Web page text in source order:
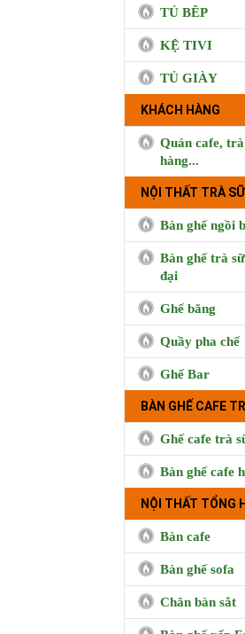
TỦ BÊP
KỆ TIVI
TỦ GIÀY
KHÁCH HÀNG
Quán cafe,
hàng...
NỘI THẤT TRÀ
Bàn ghế ngồi
Bàn ghế trà
đại
Ghế băng
Quầy pha chế
Ghế Bar
BÀN GHẾ CAFE
Ghế cafe trà
Bàn ghế cafe
NỘI THẤT TỔNG
Bàn cafe
Bàn ghế sofa
Chân bàn sắt
BUI